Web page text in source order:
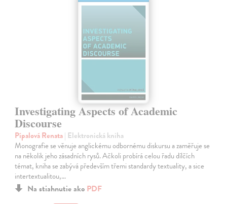
Investigating Aspects of Academic
Discourse
Pípalová Renata| Elektronická kniha
Monografie se věnuje anglickému odbornému diskursu a zaměřuje se
na několik jeho zásadních rysů. Ačkoli probírá celou řadu dílčích
témat, kniha se zabývá především třemi standardy textuality, a sice
intertextualitou,…
Na stiahnutie ako PDF